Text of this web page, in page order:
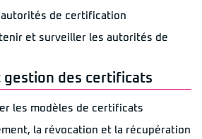
de certification
et surveiller les autorités de
gestion des certificats
les modèles de certificats
la révocation et la récupération